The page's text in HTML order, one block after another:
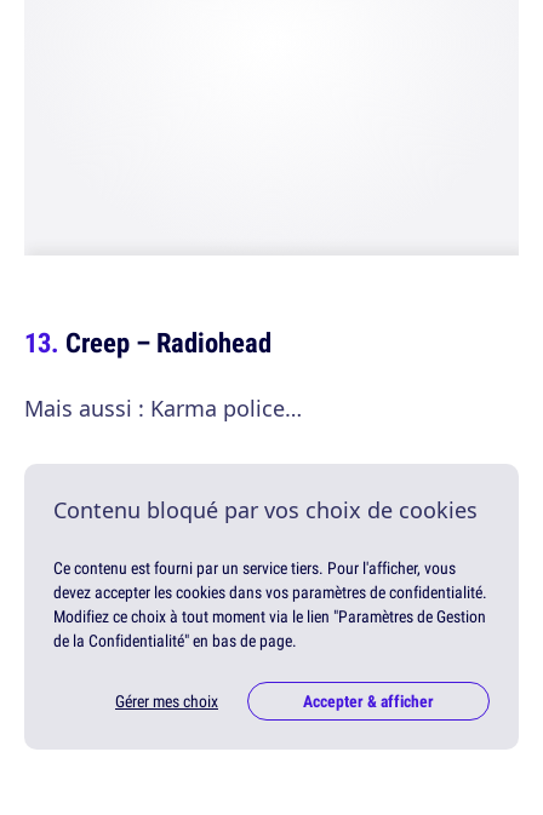
Creep – Radiohead
Mais aussi : Karma police…
Contenu bloqué par vos choix de cookies
Ce contenu est fourni par un service tiers. Pour l'afficher, vous
devez accepter les cookies dans vos paramètres de confidentialité.
Modifiez ce choix à tout moment via le lien "Paramètres de Gestion
de la Confidentialité" en bas de page.
Gérer mes choix Accepter & afficher